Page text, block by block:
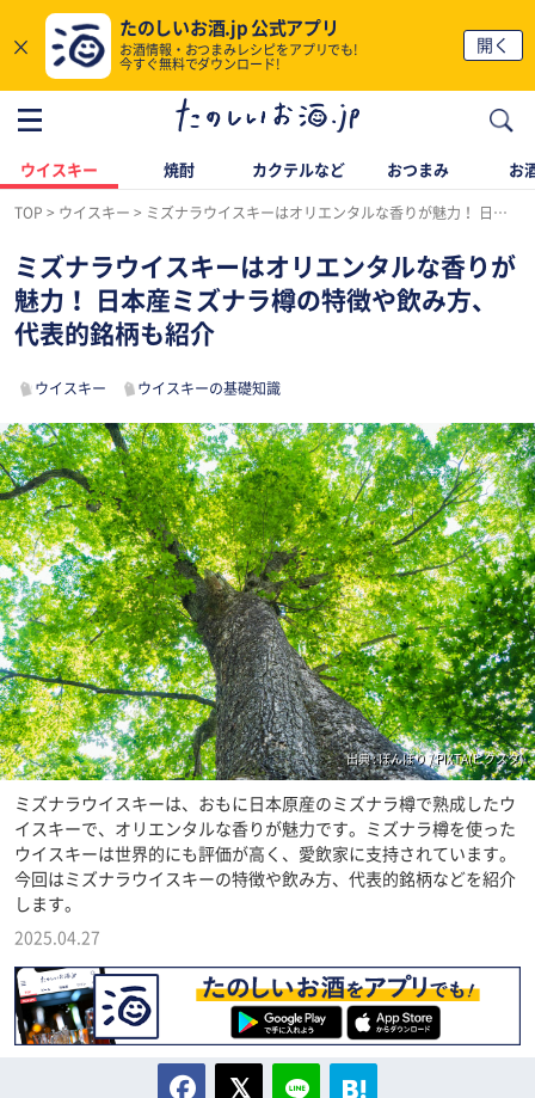
×
たのしいお酒.jp 公式アプリ
お酒情報・おつまみレシピをアプリでも!
今すぐ無料でダウンロード!
開く
ウイスキー 焼酎 カクテルなど おつまみ お
TOP ウイスキー ミズナラウイスキーはオリエンタルな香りが魅力！ 日本産ミズナラ樽の特徴や飲み方、代表的銘柄も紹介
ミズナラウイスキーはオリエンタルな香りが
魅力！ 日本産ミズナラ樽の特徴や飲み方、
代表的銘柄も紹介
ウイスキー ウイスキーの基礎知識
出典 : ぼんぼり / PIXTA(ピクスタ)
ミズナラウイスキーは、おもに日本原産のミズナラ樽で熟成したウ
イスキーで、オリエンタルな香りが魅力です。ミズナラ樽を使った
ウイスキーは世界的にも評価が高く、愛飲家に支持されています。
今回はミズナラウイスキーの特徴や飲み方、代表的銘柄などを紹介
します。
2025.04.27